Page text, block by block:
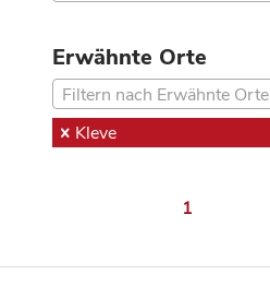
Erwähnte Orte
Filtern nach Erwähnte Orte
Kleve
1